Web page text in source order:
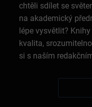
chtěli sdílet se
na akademický
lépe vysvětlit?
kvalita,
si s naším